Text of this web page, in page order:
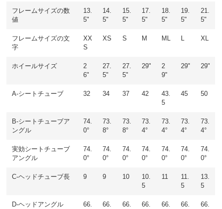
フレームサイズの数
値
13.
5"
14.
5"
15.
5"
17.
5"
18.
5"
19.
5"
21.
5"
フレームサイズの文
字
XX
S
XS S M ML L XL
ホイールサイズ
2
6"
27.
5"
27.
5"
29"
2
9"
29" 29"
A-シートチューブ 32 34 37 42
43.
5
45 50
B-シートチューブア
ングル
74.
0°
73.
8°
73.
8°
73.
4°
73.
4°
73.
4°
73.
4°
実効シートチューブ
アングル
74.
0°
74.
0°
74.
0°
74.
0°
74.
0°
74.
0°
74.
0°
C-ヘッドチューブ長 9 9 10
10.
5
11
11.
5
13.
5
D-ヘッドアングル
66.
66.
66.
66.
66.
66.
66.